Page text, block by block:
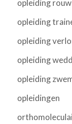
opleiding
opleiding
opleiding
opleiding
opleiding
opleidingen